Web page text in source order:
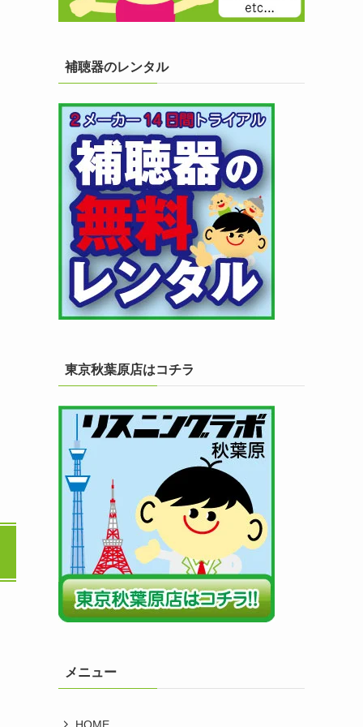
補聴器のレンタル
東京秋葉原店はコチラ
メニュー
HOME